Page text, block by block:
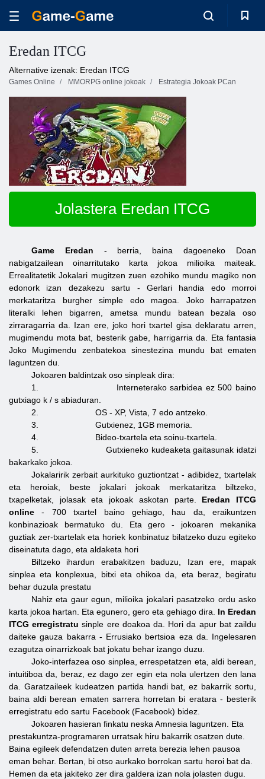
Eredan ITCG
Alternative izenak: Eredan ITCG
Games Online MMORPG online jokoak Estrategia Jokoak PCan
Jolastera Eredan ITCG
Game Eredan - berria, baina dagoeneko Doan
nabigatzailean oinarritutako karta jokoa milioika maiteak.
Errealitatetik Jokalari mugitzen zuen ezohiko mundu magiko non
edonork izan dezakezu sartu - Gerlari handia edo morroi
merkataritza burgher simple edo magoa. Joko harrapatzen
literalki lehen bigarren, ametsa mundu batean bezala oso
zirraragarria da. Izan ere, joko hori txartel gisa deklaratu arren,
mugimendu mota bat, besterik gabe, harrigarria da. Eta fantasia
Joko Mugimendu zenbatekoa sinestezina mundu bat ematen
laguntzen du.
Jokoaren baldintzak oso sinpleak dira:
1. Interneterako sarbidea ez 500 baino
gutxiago k / s abiaduran.
2. OS - XP, Vista, 7 edo antzeko.
3. Gutxienez, 1GB memoria.
4. Bideo-txartela eta soinu-txartela.
5. Gutxieneko kudeaketa gaitasunak idatzi
bakarkako jokoa.
Jokalaririk zerbait aurkituko guztiontzat - adibidez, txartelak
eta heroiak, beste jokalari jokoak merkataritza biltzeko,
txapelketak, jolasak eta jokoak askotan parte. Eredan ITCG
online- 700 txartel baino gehiago, hau da, eraikuntzen
konbinazioak bermatuko du. Eta gero - jokoaren mekanika
guztiak zer-txartelak eta horiek konbinatuz bilatzeko duzu egiteko
diseinatuta dago, eta aldaketa hori
Biltzeko ihardun erabakitzen baduzu, Izan ere, mapak
sinplea eta konplexua, bitxi eta ohikoa da, eta beraz, begiratu
behar duzula prestatu
Nahiz eta gaur egun, milioika jokalari pasatzeko ordu asko
karta jokoa hartan. Eta egunero, gero eta gehiago dira. In Eredan
ITCG erregistratusinple ere doakoa da. Hori da apur bat zaildu
daiteke gauza bakarra - Errusiako bertsioa eza da. Ingelesaren
ezagutza oinarrizkoak bat jokatu behar izango duzu.
Joko-interfazea oso sinplea, errespetatzen eta, aldi berean,
intuitiboa da, beraz, ez dago zer egin eta nola ulertzen den lana
da. Garatzaileek kudeatzen partida handi bat, ez bakarrik sortu,
baina aldi berean ematen sarrera horretan bi eratara - besterik
erregistratu edo sartu Facebook (Facebook) bidez.
Jokoaren hasieran finkatu neska Amnesia laguntzen. Eta
prestakuntza-programaren urratsak hiru bakarrik osatzen dute.
Baina egileek defendatzen duten arreta berezia lehen pausoa
eman behar. Bertan, bi otso aurkako borrokan sartu heroi bat da.
Hemen da eta jakiteko zer dira galdera izan nola jolasten dugu.